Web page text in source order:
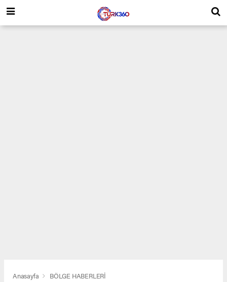
Anasayfa BÖLGE HABERLERİ